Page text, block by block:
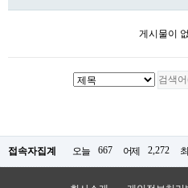
게시물이
접속자집계 오늘 667 어제 2,272